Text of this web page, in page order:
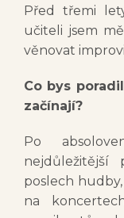
Před třemi
učiteli jsem
věnovat
Co bys
začínají?
Po
poslech
na